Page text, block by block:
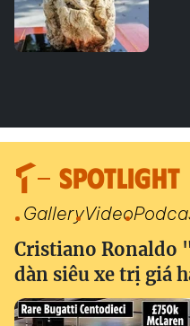
SPOTLIGHT
GalleryVideo
Cristiano Ronaldo
dàn siêu xe trị giá